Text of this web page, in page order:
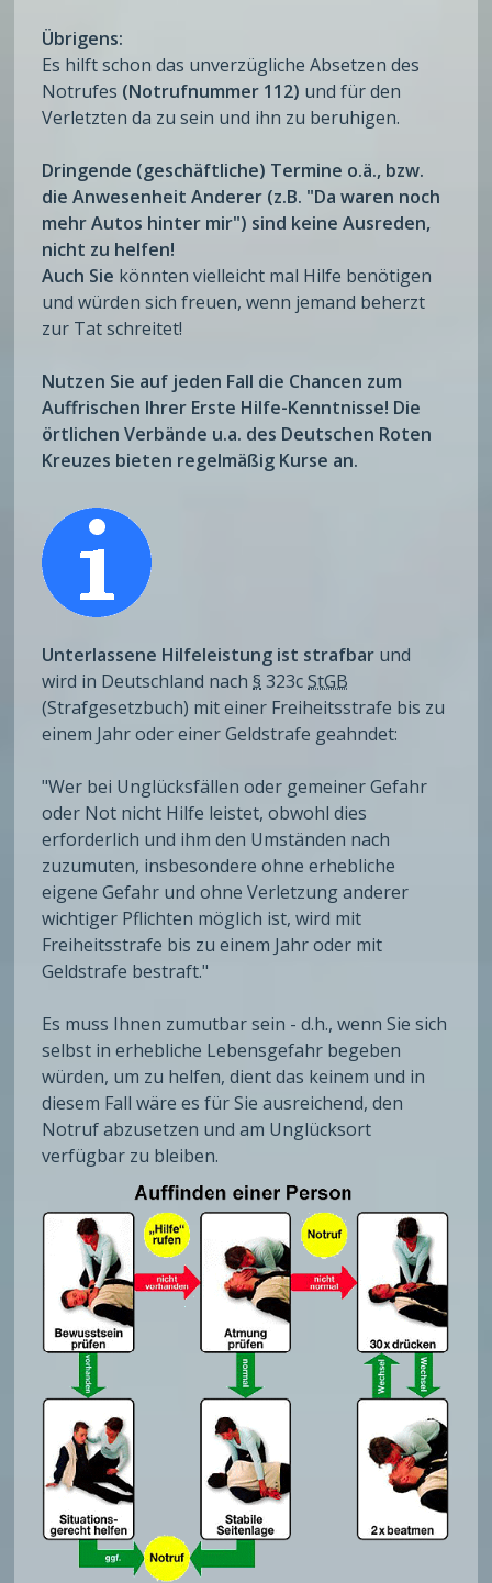
Übrigens:
Es hilft schon das unverzügliche Absetzen des
Notrufes (Notrufnummer 112) und für den
Verletzten da zu sein und ihn zu beruhigen.
Dringende (geschäftliche) Termine o.ä., bzw.
die Anwesenheit Anderer (z.B. "Da waren noch
mehr Autos hinter mir") sind keine Ausreden,
nicht zu helfen!
Auch Sie könnten vielleicht mal Hilfe benötigen
und würden sich freuen, wenn jemand beherzt
zur Tat schreitet!
Nutzen Sie auf jeden Fall die Chancen zum
Auffrischen Ihrer Erste Hilfe-Kenntnisse! Die
örtlichen Verbände u.a. des Deutschen Roten
Kreuzes bieten regelmäßig Kurse an.
Unterlassene Hilfeleistung ist strafbar und
wird in Deutschland nach§323cStGB
(Strafgesetzbuch) mit einer Freiheitsstrafe bis zu
einem Jahr oder einer Geldstrafe geahndet:
"Wer bei Unglücksfällen oder gemeiner Gefahr
oder Not nicht Hilfe leistet, obwohl dies
erforderlich und ihm den Umständen nach
zuzumuten, insbesondere ohne erhebliche
eigene Gefahr und ohne Verletzung anderer
wichtiger Pflichten möglich ist, wird mit
Freiheitsstrafe bis zu einem Jahr oder mit
Geldstrafe bestraft."
Es muss Ihnen zumutbar sein - d.h., wenn Sie sich
selbst in erhebliche Lebensgefahr begeben
würden, um zu helfen, dient das keinem und in
diesem Fall wäre es für Sie ausreichend, den
Notruf abzusetzen und am Unglücksort
verfügbar zu bleiben.